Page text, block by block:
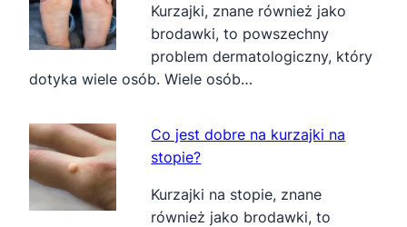
Kurzajki, znane również jako
brodawki, to powszechny
problem dermatologiczny, który
dotyka wiele osób. Wiele osób…
Co jest dobre na kurzajki na
stopie?
Kurzajki na stopie, znane
również jako brodawki, to